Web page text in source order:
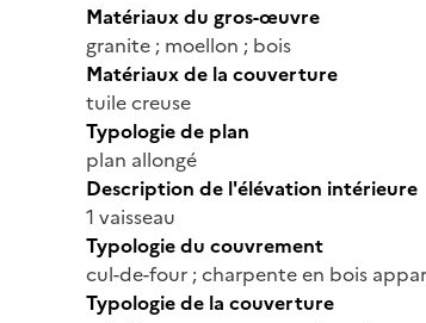
Matériaux du gros-œuvre
granite ; moellon ; bois
Matériaux de la couverture
tuile creuse
Typologie de plan
plan allongé
Description de l'élévation intérieure
1 vaisseau
Typologie du couvrement
cul-de-four ; charpente en bois
Typologie de la couverture